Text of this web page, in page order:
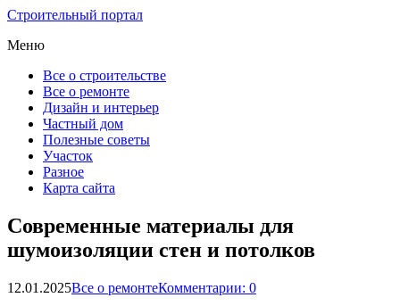
Строительный портал
Меню
Все о строительстве
Все о ремонте
Дизайн и интерьер
Частный дом
Полезные советы
Участок
Разное
Карта сайта
Современные материалы для
шумоизоляции стен и потолков
12.01.2025Все о ремонтеКомментарии: 0